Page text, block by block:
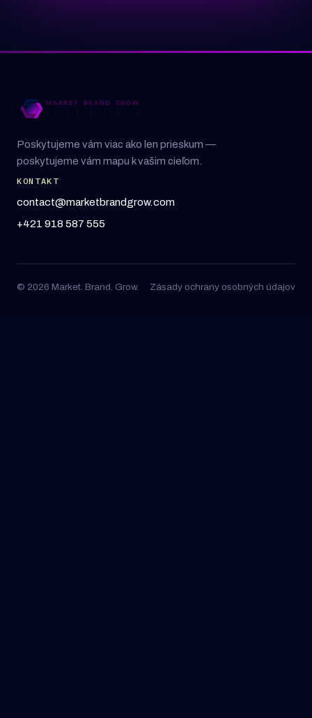
Poskytujeme vám viac ako len prieskum —
poskytujeme vám mapu k vašim cieľom.
KONTAKT
contact@marketbrandgrow.com
+421 918 587 555
© 2026 Market. Brand. Grow. Zásady ochrany osobných údajov